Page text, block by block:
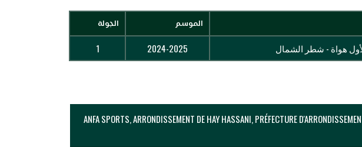
الموسم الجولة
هواة - شطر الشمال 2024-2025
1
ANFA SPORTS, ARRONDISSEMENT DE HAY HASSANI, PRÉFECTURE